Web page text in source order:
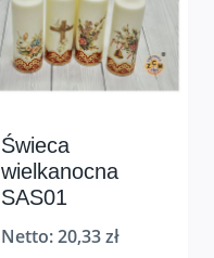
Świeca
wielkanocna
SAS01
Netto:20,33zł